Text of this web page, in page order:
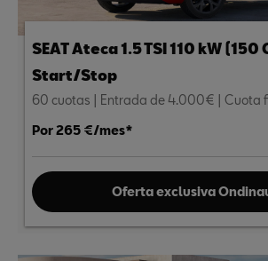
SEAT Ateca 1.5 TSI 110 kW (150
Start/Stop
60 cuotas | Entrada de 4.000€ | Cuota
Por 265 €/mes*
Oferta exclusiva